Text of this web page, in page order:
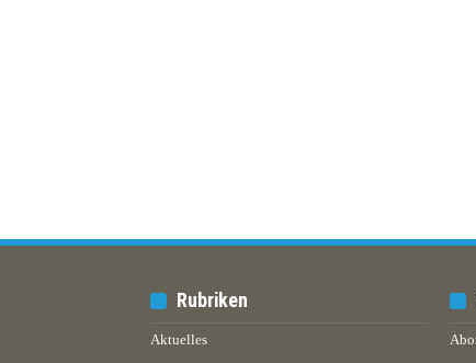
Rubriken
Aktuelles